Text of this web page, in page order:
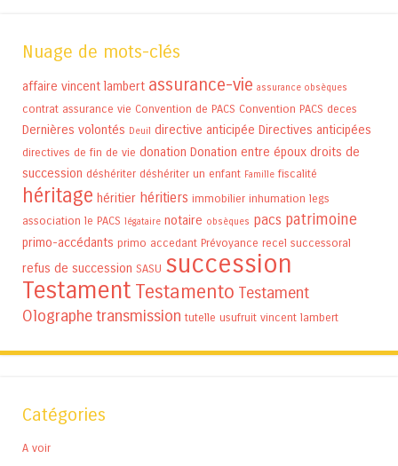
Nuage de mots-clés
affaire vincent lambert assurance-vie assurance obsèques
contrat assurance vie Convention de PACS Convention PACS deces
Dernières volontés Deuil directive anticipée Directives anticipées
directives de fin de vie donation Donation entre époux droits de
succession déshériter déshériter un enfant Famille fiscalité
héritage héritier héritiers immobilier inhumation legs
association le PACS légataire notaire obsèques pacs patrimoine
primo-accédants primo accedant Prévoyance recel successoral
refus de succession SASU succession
Testament Testamento Testament
Olographetransmission tutelle usufruit vincent lambert
Catégories
A voir